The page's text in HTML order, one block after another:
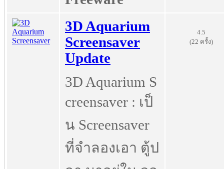
3D Aquarium
Screensaver
Update
3D Aquarium S
creensaver : เป็
น Screensaver
ที่จำลองเอา ตู้ป
4.5
(22 ครั้ง)